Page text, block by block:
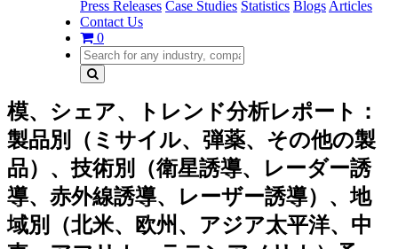
Press Releases Case Studies Statistics Blogs Articles
Contact Us
0
模、シェア、トレンド分析レポート：
製品別（ミサイル、弾薬、その他の製
品）、技術別（衛星誘導、レーダー誘
導、赤外線誘導、レーザー誘導）、地
域別（北米、欧州、アジア太平洋、中